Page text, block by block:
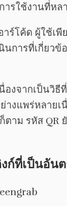
รใช้งานที่หล
าร์โค้ด ผู้ใช้
การที่เกี่ยวข้
องจากเป็นวิ
างแพร่หลาย
ตาม รหัส QR
ก์ที่เป็นอัน